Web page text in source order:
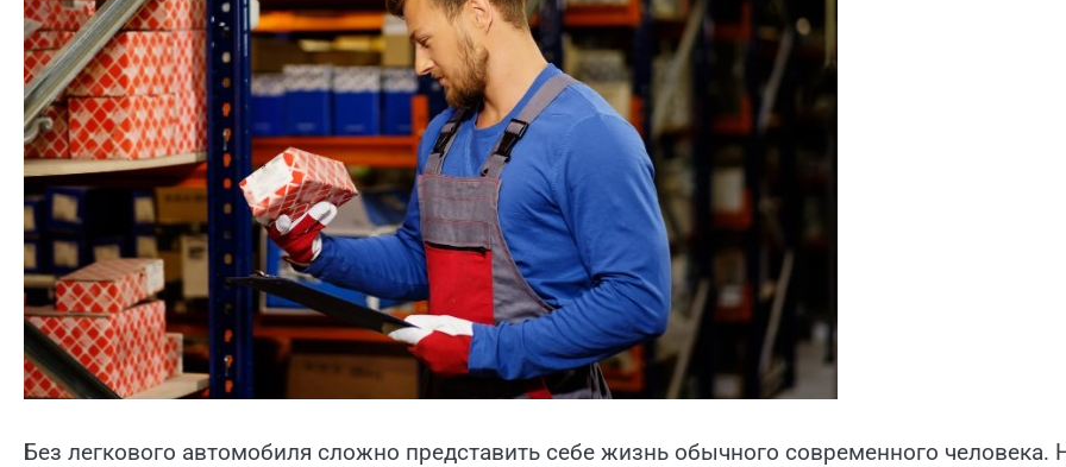
Без легкового автомобиля сложно представить себе жизнь обычного современного человека.